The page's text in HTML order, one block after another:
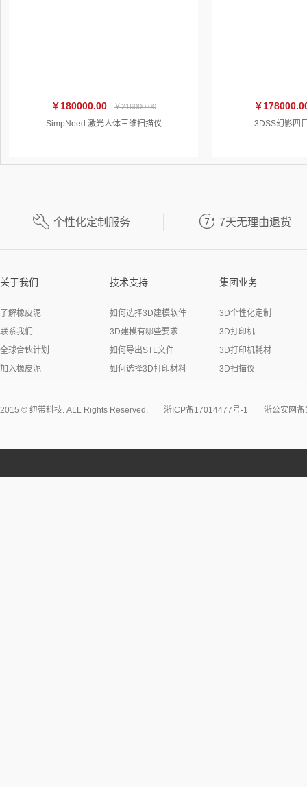
￥180000.00 ￥216000.00
SimpNeed 激光人体三维扫描仪
￥
3DSS幻影四
 个性化定制服务  7天无理由退货
关于我们
了解橡皮泥
联系我们
全球合伙计划
加入橡皮泥
技术支持
如何选择3D建模软件
3D建模有哪些要求
如何导出STL文件
如何选择3D打印材料
集团业务
3D个性化定制
3D打印机
3D打印机耗材
3D扫描仪
2015 © 纽带科技. ALL Rights Reserved. 浙ICP备17014477号-1 浙公安网